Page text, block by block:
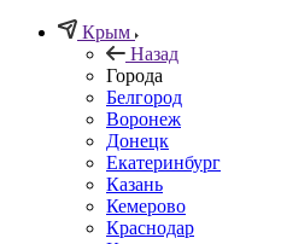
Крым
Назад
Города
Белгород
Воронеж
Донецк
Екатеринбург
Казань
Кемерово
Краснодар